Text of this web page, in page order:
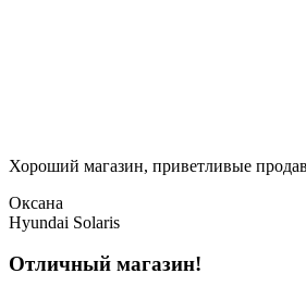
Хороший магазин, приветливые
Оксана
Hyundai Solaris
Отличный магазин!